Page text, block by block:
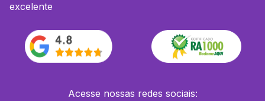
excelente
Acesse nossas redes sociais: